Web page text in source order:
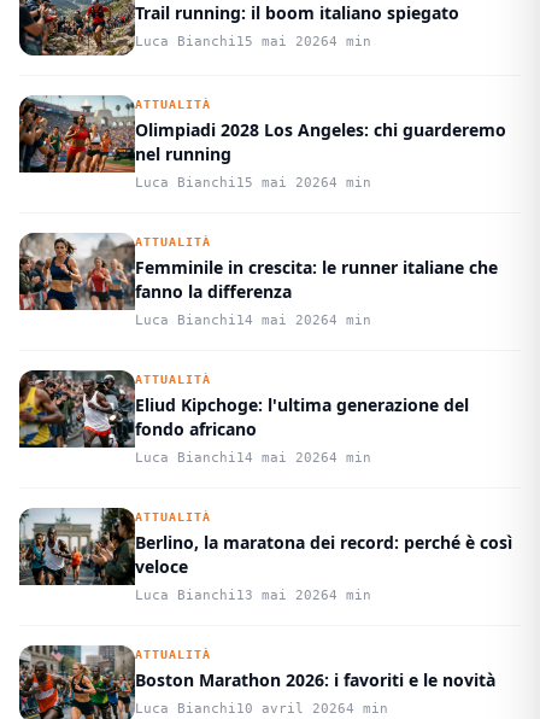
Trail running: il boom italiano spiegato
Luca Bianchi15 mai 20264 min
ATTUALITÀ
Olimpiadi 2028 Los Angeles: chi guarderemo
nel running
Luca Bianchi15 mai 20264 min
ATTUALITÀ
Femminile in crescita: le runner italiane che
fanno la differenza
Luca Bianchi14 mai 20264 min
ATTUALITÀ
Eliud Kipchoge: l'ultima generazione del
fondo africano
Luca Bianchi14 mai 20264 min
ATTUALITÀ
Berlino, la maratona dei record: perché è così
veloce
Luca Bianchi13 mai 20264 min
ATTUALITÀ
Boston Marathon 2026: i favoriti e le novità
Luca Bianchi10 avril 20264 min